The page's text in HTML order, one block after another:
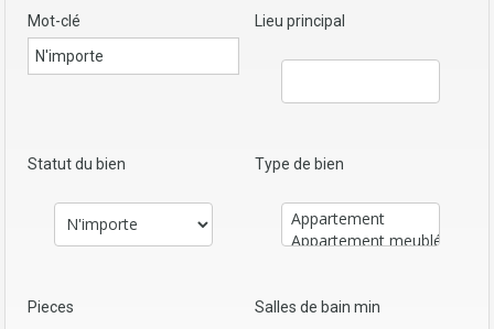
Mot-clé Lieu principal
Statut du bien Type de bien
Pieces Salles de bain min